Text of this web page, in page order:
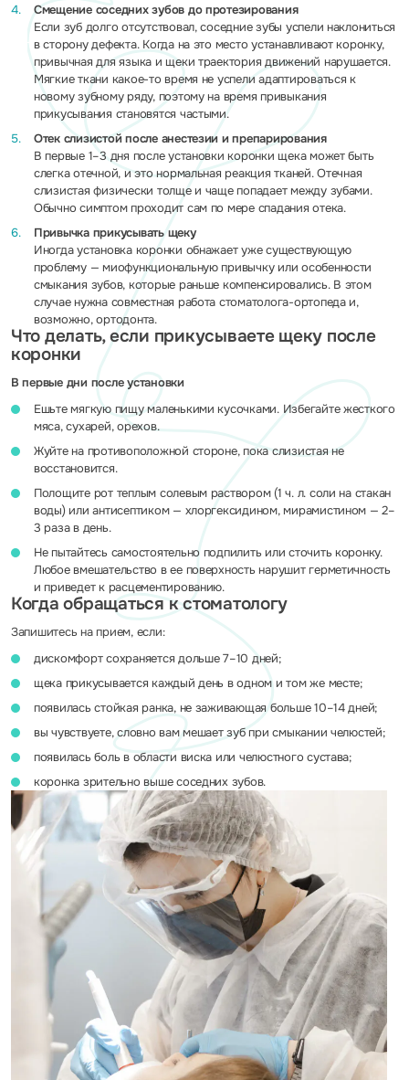
Смещение соседних зубов до протезирования
Если зуб долго отсутствовал, соседние зубы успели наклониться
в сторону дефекта. Когда на это место устанавливают коронку,
привычная для языка и щеки траектория движений нарушается.
Мягкие ткани какое-то время не успели адаптироваться к
новому зубному ряду, поэтому на время привыкания
прикусывания становятся частыми.
Отек слизистой после анестезии и препарирования
В первые 1–3 дня после установки коронки щека может быть
слегка отечной, и это нормальная реакция тканей. Отечная
слизистая физически толще и чаще попадает между зубами.
Обычно симптом проходит сам по мере спадания отека.
Привычка прикусывать щеку
Иногда установка коронки обнажает уже существующую
проблему — миофункциональную привычку или особенности
смыкания зубов, которые раньше компенсировались. В этом
случае нужна совместная работа стоматолога-ортопеда и,
возможно, ортодонта.
Что делать, если прикусываете щеку после
коронки
В первые дни после установки
Ешьте мягкую пищу маленькими кусочками. Избегайте жесткого
мяса, сухарей, орехов.
Жуйте на противоположной стороне, пока слизистая не
восстановится.
Полощите рот теплым солевым раствором (1 ч. л. соли на стакан
воды) или антисептиком — хлоргексидином, мирамистином — 2–
3 раза в день.
Не пытайтесь самостоятельно подпилить или сточить коронку.
Любое вмешательство в ее поверхность нарушит герметичность
и приведет к расцементированию.
Когда обращаться к стоматологу
Запишитесь на прием, если:
дискомфорт сохраняется дольше 7–10 дней;
щека прикусывается каждый день в одном и том же месте;
появилась стойкая ранка, не заживающая больше 10–14 дней;
вы чувствуете, словно вам мешает зуб при смыкании челюстей;
появилась боль в области виска или челюстного сустава;
коронка зрительно выше соседних зубов.